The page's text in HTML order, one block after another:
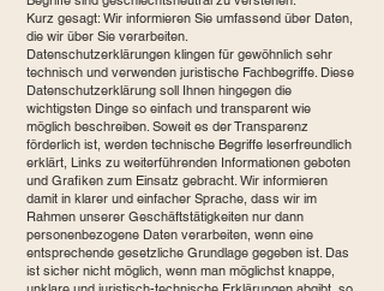
Kurz gesagt: Wir informieren Sie umfassend über Daten,
die wir über Sie verarbeiten.
Datenschutzerklärungen klingen für gewöhnlich sehr
technisch und verwenden juristische Fachbegriffe. Diese
Datenschutzerklärung soll Ihnen hingegen die
wichtigsten Dinge so einfach und transparent wie
möglich beschreiben. Soweit es der Transparenz
förderlich ist, werden technische Begriffe leserfreundlich
erklärt, Links zu weiterführenden Informationen geboten
und Grafiken zum Einsatz gebracht. Wir informieren
damit in klarer und einfacher Sprache, dass wir im
Rahmen unserer Geschäftstätigkeiten nur dann
personenbezogene Daten verarbeiten, wenn eine
entsprechende gesetzliche Grundlage gegeben ist. Das
ist sicher nicht möglich, wenn man möglichst knappe,